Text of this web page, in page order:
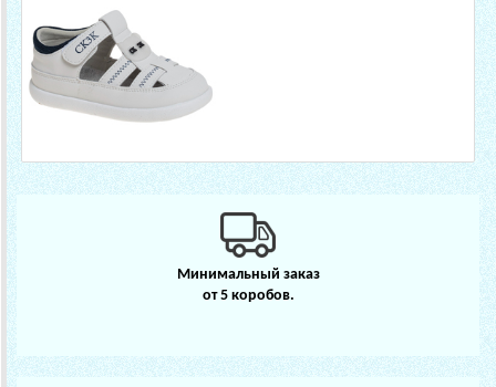
Минимальный заказ
от 5 коробов.